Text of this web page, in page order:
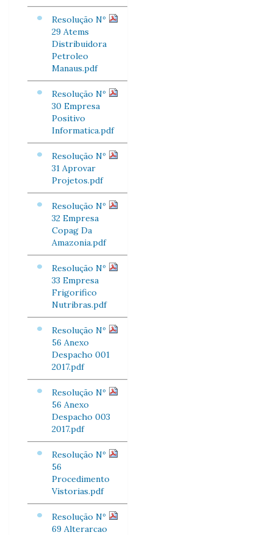
Resolução Nº
29 Atems
Distribuidora
Petroleo
Manaus.pdf
Resolução Nº
30 Empresa
Positivo
Informatica.pdf
Resolução Nº
31 Aprovar
Projetos.pdf
Resolução Nº
32 Empresa
Copag Da
Amazonia.pdf
Resolução Nº
33 Empresa
Frigorifico
Nutribras.pdf
Resolução Nº
56 Anexo
Despacho 001
2017.pdf
Resolução Nº
56 Anexo
Despacho 003
2017.pdf
Resolução Nº
56
Procedimento
Vistorias.pdf
Resolução Nº
69 Alterarcao